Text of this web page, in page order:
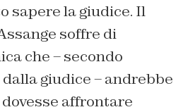
sapere la giudice. Il
soffre di
che – secondo
giudice – andrebbe
affrontare